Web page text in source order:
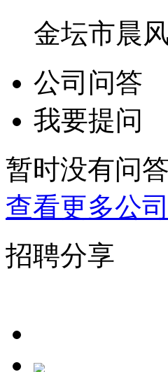
金坛市晨
公司问答
我要提问
暂时没有问
查看更多公
招聘分享